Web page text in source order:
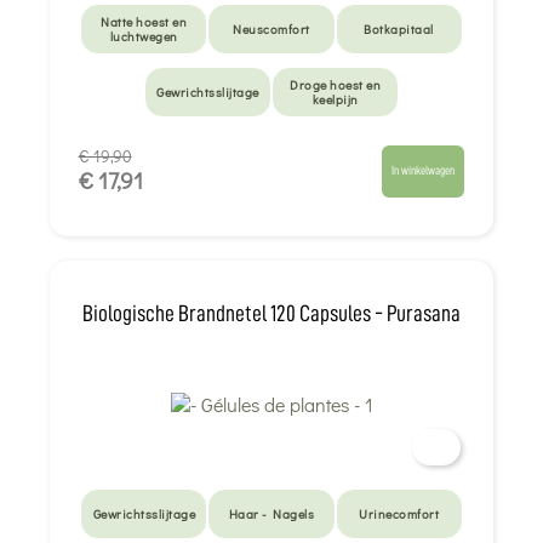
Natte hoest en
luchtwegen
Neuscomfort Botkapitaal
Gewrichtsslijtage
Droge hoest en
keelpijn
€ 19,90
€ 17,91 In winkelwagen
Biologische Brandnetel 120 Capsules - Purasana
Gewrichtsslijtage Haar - Nagels Urinecomfort